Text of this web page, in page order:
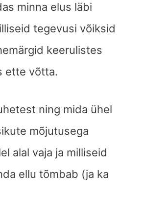
minna elus läbi
tegevusi võiksid
keerulistes
ette võtta.
ning mida ühel
mõjutusega
alal vaja ja milliseid
ellu tõmbab (ja ka